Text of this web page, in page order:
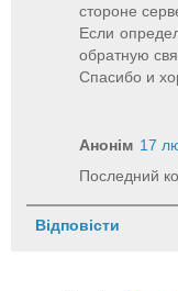
стороне
Если
обратную
Спасибо и
Анонім 17
Последний
Відповісти